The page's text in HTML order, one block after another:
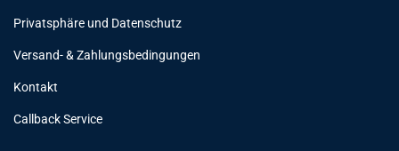
Privatsphäre und Datenschutz
Versand- & Zahlungsbedingungen
Kontakt
Callback Service